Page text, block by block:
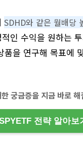
SDHD와 같은 월배당
인 수익을 원하는
품을 연구해 목표에
궁금증을 지금 바로 해
전략 알아보